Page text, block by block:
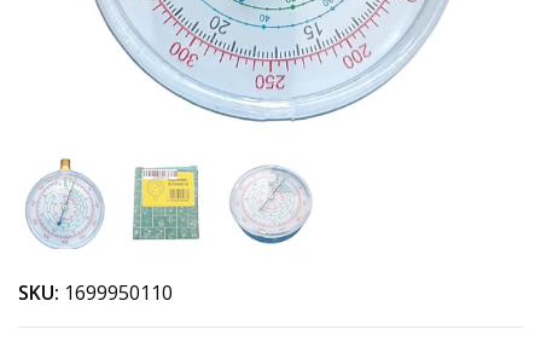
SKU: 1699950110